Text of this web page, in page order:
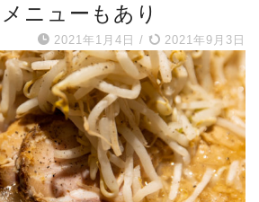
ニューもあり
2021年1月4日 / 2021年9月3日